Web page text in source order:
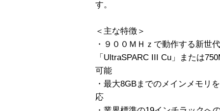
す。
＜主な特徴＞
・９００ＭＨｚで動作する新世
「UltraSPARC III Cu」または
可能
・最大8GBまでのメインメモリ
応